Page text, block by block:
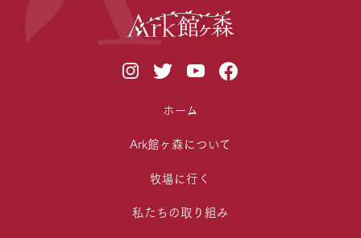
ホーム
Ark館ヶ森について
牧場に行く
私たちの取り組み